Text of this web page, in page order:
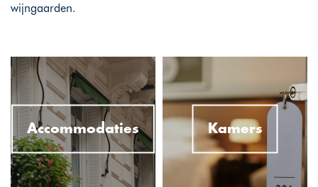
wijngaarden.
Accommodaties Kamers